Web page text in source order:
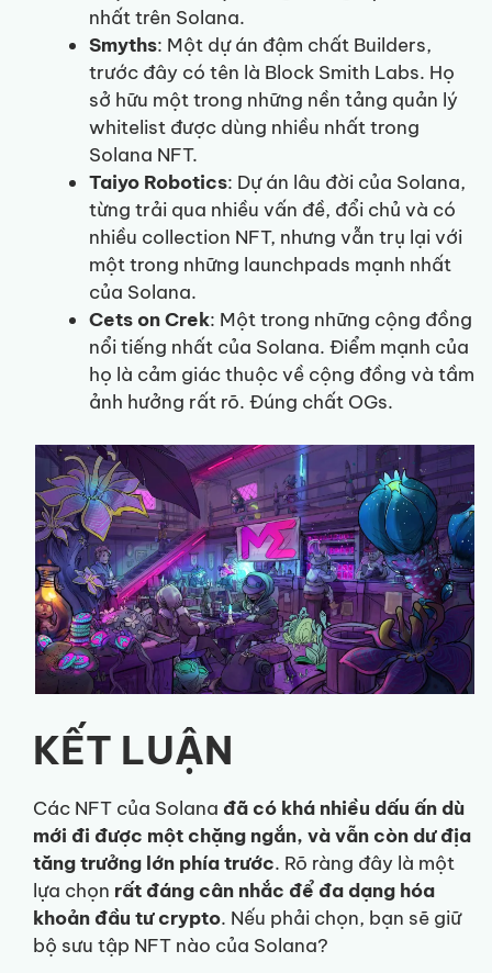
nhất trên Solana.
Smyths: Một dự án đậm chất Builders,
trước đây có tên là Block Smith Labs. Họ
sở hữu một trong những nền tảng quản lý
whitelist được dùng nhiều nhất trong
Solana NFT.
Taiyo Robotics: Dự án lâu đời của Solana,
từng trải qua nhiều vấn đề, đổi chủ và có
nhiều collection NFT, nhưng vẫn trụ lại với
một trong những launchpads mạnh nhất
của Solana.
Cets on Crek: Một trong những cộng đồng
nổi tiếng nhất của Solana. Điểm mạnh của
họ là cảm giác thuộc về cộng đồng và tầm
ảnh hưởng rất rõ. Đúng chất OGs.
KẾT LUẬN
Các NFT của Solana đã có khá nhiều dấu ấn dù
mới đi được một chặng ngắn, và vẫn còn dư địa
tăng trưởng lớn phía trước. Rõ ràng đây là một
lựa chọn rất đáng cân nhắc để đa dạng hóa
khoản đầu tư crypto. Nếu phải chọn, bạn sẽ giữ
bộ sưu tập NFT nào của Solana?